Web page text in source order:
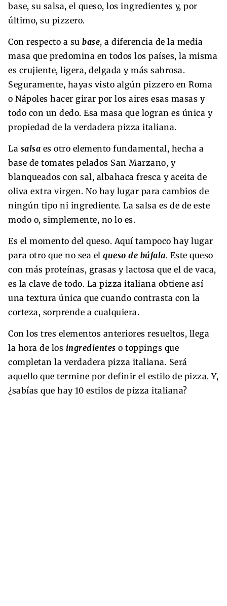
base, su salsa, el queso, los ingredientes y, por
último, su pizzero.
Con respecto a su base, a diferencia de la media
masa que predomina en todos los países, la misma
es crujiente, ligera, delgada y más sabrosa.
Seguramente, hayas visto algún pizzero en Roma
o Nápoles hacer girar por los aires esas masas y
todo con un dedo. Esa masa que logran es única y
propiedad de la verdadera pizza italiana.
La salsa es otro elemento fundamental, hecha a
base de tomates pelados San Marzano, y
blanqueados con sal, albahaca fresca y aceita de
oliva extra virgen. No hay lugar para cambios de
ningún tipo ni ingrediente. La salsa es de de este
modo o, simplemente, no lo es.
Es el momento del queso. Aquí tampoco hay lugar
para otro que no sea el queso de búfala. Este queso
con más proteínas, grasas y lactosa que el de vaca,
es la clave de todo. La pizza italiana obtiene así
una textura única que cuando contrasta con la
corteza, sorprende a cualquiera.
Con los tres elementos anteriores resueltos, llega
la hora de los ingredientes o toppings que
completan la verdadera pizza italiana. Será
aquello que termine por definir el estilo de pizza. Y,
¿sabías que hay 10 estilos de pizza italiana?